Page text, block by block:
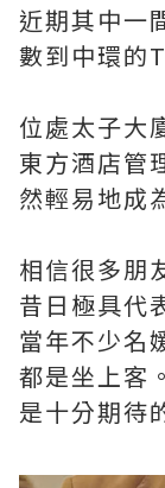
近期其中一
數到中環的
位處太子大
東方酒店管
然輕易地成
相信很多朋
昔日極具代
當年不少名
都是坐上客
是十分期待